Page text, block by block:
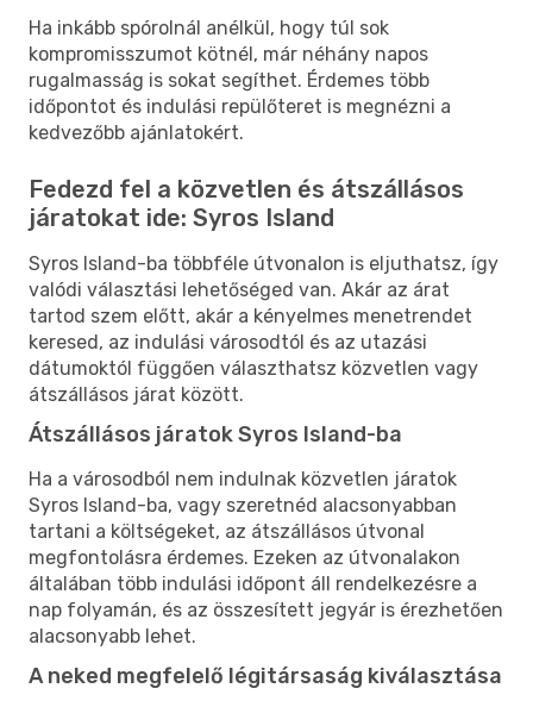
Ha inkább spórolnál anélkül, hogy túl sok
kompromisszumot kötnél, már néhány napos
rugalmasság is sokat segíthet. Érdemes több
időpontot és indulási repülőteret is megnézni a
kedvezőbb ajánlatokért.
Fedezd fel a közvetlen és átszállásos
járatokat ide: Syros Island
Syros Island-ba többféle útvonalon is eljuthatsz, így
valódi választási lehetőséged van. Akár az árat
tartod szem előtt, akár a kényelmes menetrendet
keresed, az indulási városodtól és az utazási
dátumoktól függően választhatsz közvetlen vagy
átszállásos járat között.
Átszállásos járatok Syros Island-ba
Ha a városodból nem indulnak közvetlen járatok
Syros Island-ba, vagy szeretnéd alacsonyabban
tartani a költségeket, az átszállásos útvonal
megfontolásra érdemes. Ezeken az útvonalakon
általában több indulási időpont áll rendelkezésre a
nap folyamán, és az összesített jegyár is érezhetően
alacsonyabb lehet.
A neked megfelelő légitársaság kiválasztása